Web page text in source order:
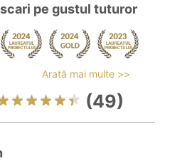
pe gustul tuturor
Arată mai multe >>
(49)